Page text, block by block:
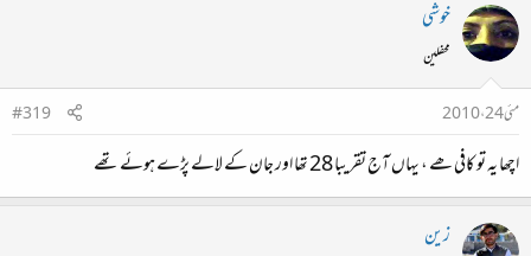
خوشی
محفلین
مئی 24، 2010
#319
اچھا یہ تو کافی ھے ، یہاں آج تقریبا 28 تھا اور جان کے لالے پڑے ہوئے تھے
زین